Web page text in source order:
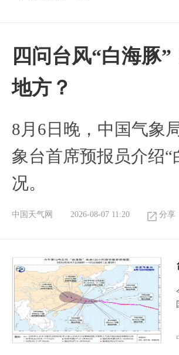
四问台风“白海豚
地方？
8月6日晚，中国气象
象台首席预报员介绍
况。
中国天气网 2026-08-07 11:20 分享